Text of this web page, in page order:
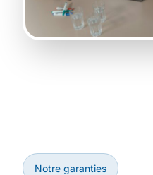
Notre garanties